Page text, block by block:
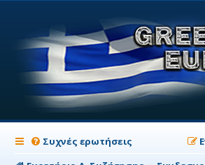
Συχνές ερωτήσεις